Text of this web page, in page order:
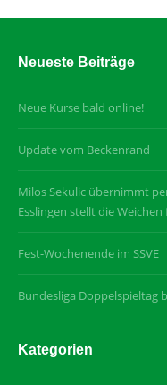
Neueste Beiträge
Neue Kurse bald online!
Update vom Beckenrand
Milos Sekulic übernimmt
Esslingen stellt die
Fest-Wochenende im SSVE
Bundesliga Doppelspieltag
Kategorien